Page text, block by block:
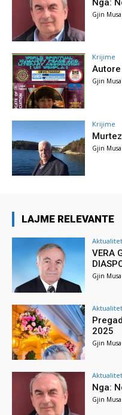
Nga:
Gjin Musa
Krijime
Gjin Musa
Krijime
Gjin Musa
LAJME RELEVANTE
Aktualitet
VERA
Gjin Musa
Aktualitet
2025
Gjin Musa
Aktualitet
Nga:
Gjin Musa